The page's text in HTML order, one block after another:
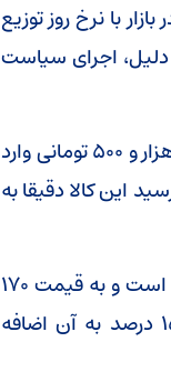
وارد می‌شد اما در بازار با نرخ روز توزیع
اجرای سیاست
رئیس اتحادیه بنکداران مواد غذایی تهران ادامه داد: برنج پاکستانی که با ارز ۲۸ هزار و ۵۰۰ تومانی وارد
این کالا دقیقا به
وی اظهار داشت: اکنون با اصلاح نرخ ارز حتی همان برنج پاکستانی کاهش یافته است و به قیمت ۱۷۰
هزار تومان در سطح بنکداری به فروش می رسد که در سطح خرده فروشی ۱۵ درصد به آن اضافه